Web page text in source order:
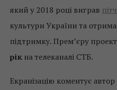
який у 2018 році виграв
культури України та
підтримку. Прем’єру
рік на телеканалі СТБ.
Екранізацію коментує